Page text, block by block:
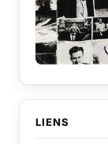
LIENS